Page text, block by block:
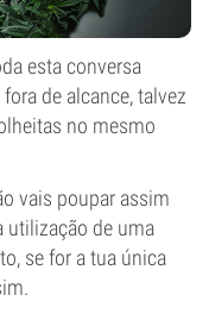
esta conversa
de alcance, talvez
no mesmo
vais poupar assim
utilização de uma
se for a tua única